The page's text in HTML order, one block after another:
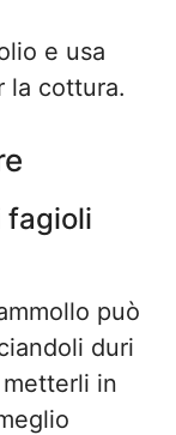
e usa
la cottura.
fagioli
può
duri
in